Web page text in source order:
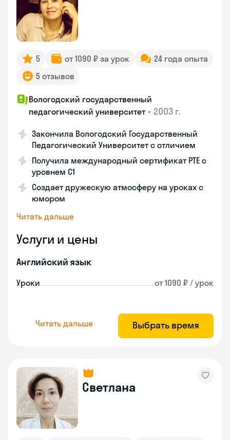
5 от 1090 ₽ за урок
24 года опыта
5 отзывов
Вологодский государственный
педагогический университет • 2003 г.
Закончила Вологодский Государственный
Педагогический Университет с отличием
Получила международный сертификат PTE с
уровнем C1
Создает дружескую атмосферу на уроках с
юмором
Читать дальше
Услуги и цены
Английский язык
Уроки от 1090 ₽ / урок
Читать дальше Выбрать время
Светлана